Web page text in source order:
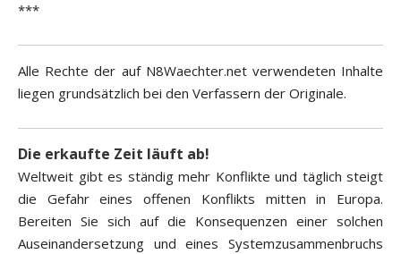
***
Alle Rechte der auf N8Waechter.net verwendeten Inhalte
liegen grundsätzlich bei den Verfassern der Originale.
Die erkaufte Zeit läuft ab!
Weltweit gibt es ständig mehr Konflikte und täglich steigt
die Gefahr eines offenen Konflikts mitten in Europa.
Bereiten Sie sich auf die Konsequenzen einer solchen
Auseinandersetzung und eines Systemzusammenbruchs